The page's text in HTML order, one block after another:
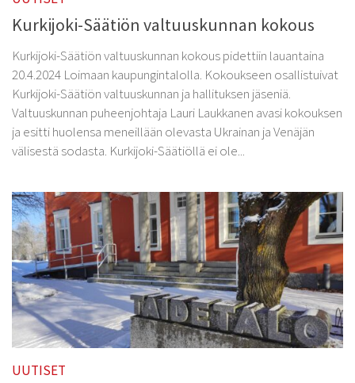
Myyntituotteet
Kurkijoki-Säätiön valtuuskunnan kokous
Kurkijoki-Säätiön valtuuskunnan kokous pidettiin lauantaina
20.4.2024 Loimaan kaupungintalolla. Kokoukseen osallistuivat
Kurkijoki-Säätiön valtuuskunnan ja hallituksen jäseniä.
Valtuuskunnan puheenjohtaja Lauri Laukkanen avasi kokouksen
ja esitti huolensa meneillään olevasta Ukrainan ja Venäjän
välisestä sodasta. Kurkijoki-Säätiöllä ei ole...
UUTISET